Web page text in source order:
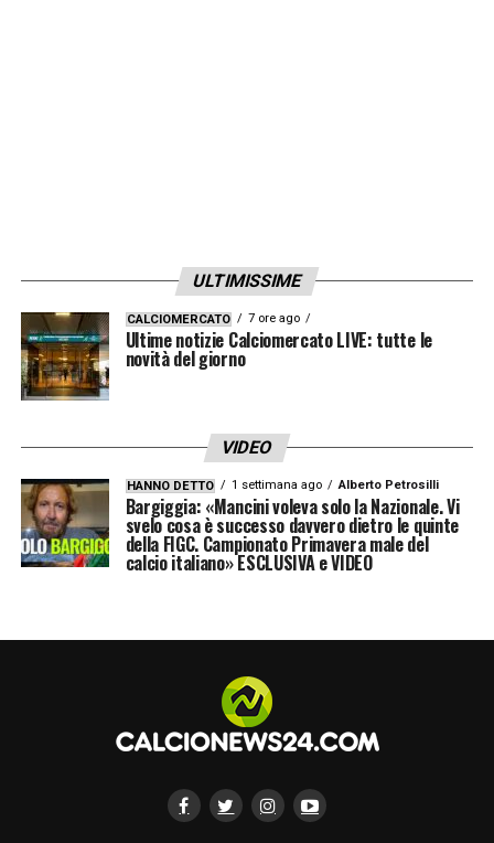
ULTIMISSIME
CALCIOMERCATO 7 ore ago
Ultime notizie Calciomercato LIVE: tutte le
novità del giorno
VIDEO
HANNO DETTO 1 settimana ago Alberto Petrosilli
Bargiggia: «Mancini voleva solo la Nazionale. Vi
svelo cosa è successo davvero dietro le quinte
della FIGC. Campionato Primavera male del
calcio italiano» ESCLUSIVA e VIDEO